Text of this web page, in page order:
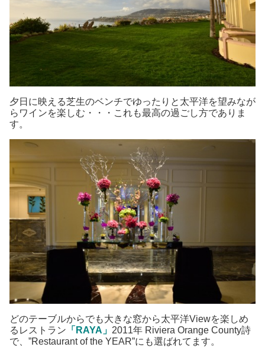
夕日に映える芝生のベンチでゆったりと太平洋を望みなが
らワインを楽しむ・・・これも最高の過ごし方でありま
す。
どのテーブルからでも大きな窓から太平洋Viewを楽しめ
るレストラン 「RAYA」 2011年 Riviera Orange County詩
で、”Restaurant of the YEAR”にも選ばれてます。